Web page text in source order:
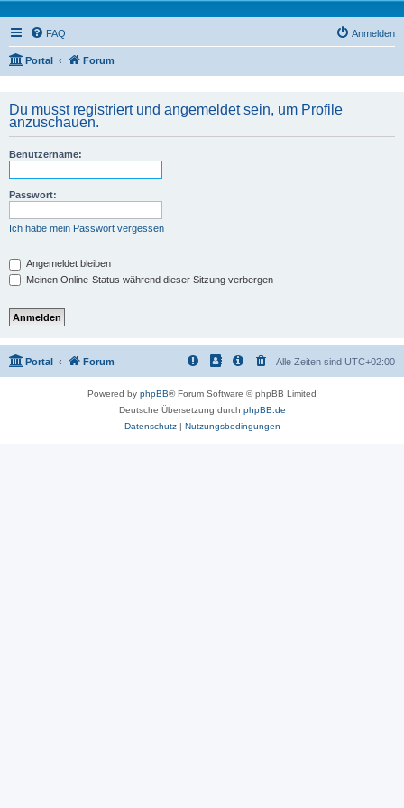
FAQ Anmelden
Portal Forum
Du musst registriert und angemeldet sein, um Profile
anzuschauen.
Benutzername:
Passwort:
Ich habe mein Passwort vergessen
Angemeldet bleiben
Meinen Online-Status während dieser Sitzung verbergen
Portal Forum Alle Zeiten sind UTC+02:00
Powered by phpBB® Forum Software © phpBB Limited
Deutsche Übersetzung durch phpBB.de
Datenschutz| Nutzungsbedingungen